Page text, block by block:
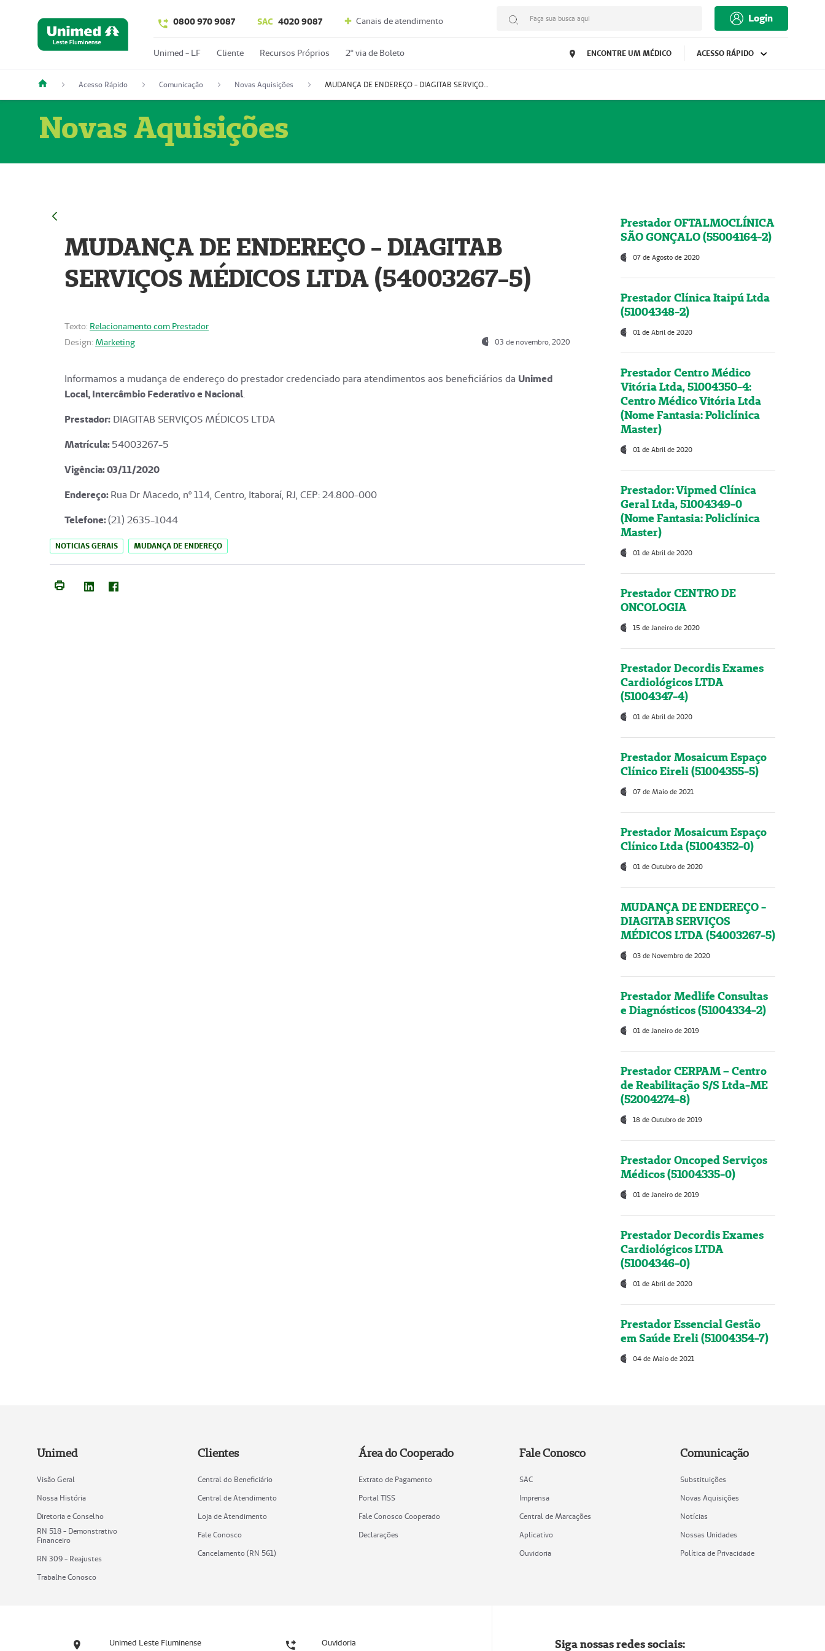
0800 970 9087 SAC 4020 9087 Canais de atendimento Faça sua busca aqui Login
Unimed - LF Cliente Recursos Próprios 2º via de Boleto ENCONTRE UM MÉDICO ACESSO RÁPIDO
Acesso Rápido Comunicação Novas Aquisições MUDANÇA DE ENDEREÇO - DIAGITAB SERVIÇOS MÉDICOS LTDA (54003267-5)
Novas Aquisições
MUDANÇA DE ENDEREÇO - DIAGITAB
SERVIÇOS MÉDICOS LTDA (54003267-5)
Texto: Relacionamento com Prestador
Design: Marketing 03 de novembro, 2020
Informamos a mudança de endereço do prestador credenciado para atendimentos aos beneficiários da Unimed
Local, Intercâmbio Federativo e Nacional.
Prestador: DIAGITAB SERVIÇOS MÉDICOS LTDA
Matrícula:54003267-5
Vigência: 03/11/2020
Endereço:Rua Dr Macedo, nº 114, Centro, Itaboraí, RJ, CEP: 24.800-000
Telefone:(21) 2635-1044
NOTICIAS GERAIS MUDANÇA DE ENDEREÇO
Prestador OFTALMOCLÍNICA
SÃO GONÇALO (55004164-2)
07 de Agosto de 2020
Prestador Clínica Itaipú Ltda
(51004348-2)
01 de Abril de 2020
Prestador Centro Médico
Vitória Ltda, 51004350-4:
Centro Médico Vitória Ltda
(Nome Fantasia: Policlínica
Master)
01 de Abril de 2020
Prestador: Vipmed Clínica
Geral Ltda, 51004349-0
(Nome Fantasia: Policlínica
Master)
01 de Abril de 2020
Prestador CENTRO DE
ONCOLOGIA
15 de Janeiro de 2020
Prestador Decordis Exames
Cardiológicos LTDA
(51004347-4)
01 de Abril de 2020
Prestador Mosaicum Espaço
Clínico Eireli (51004355-5)
07 de Maio de 2021
Prestador Mosaicum Espaço
Clínico Ltda (51004352-0)
01 de Outubro de 2020
MUDANÇA DE ENDEREÇO -
DIAGITAB SERVIÇOS
MÉDICOS LTDA (54003267-5)
03 de Novembro de 2020
Prestador Medlife Consultas
e Diagnósticos (51004334-2)
01 de Janeiro de 2019
Prestador CERPAM – Centro
de Reabilitação S/S Ltda-ME
(52004274-8)
18 de Outubro de 2019
Prestador Oncoped Serviços
Médicos (51004335-0)
01 de Janeiro de 2019
Prestador Decordis Exames
Cardiológicos LTDA
(51004346-0)
01 de Abril de 2020
Prestador Essencial Gestão
em Saúde Ereli (51004354-7)
04 de Maio de 2021
Unimed
Visão Geral
Nossa História
Diretoria e Conselho
RN 518 - Demonstrativo
Financeiro
RN 309 - Reajustes
Trabalhe Conosco
Clientes
Central do Beneficiário
Central de Atendimento
Loja de Atendimento
Fale Conosco
Cancelamento (RN 561)
Área do Cooperado
Extrato de Pagamento
Portal TISS
Fale Conosco Cooperado
Declarações
Fale Conosco
SAC
Imprensa
Central de Marcações
Aplicativo
Ouvidoria
Comunicação
Substituições
Novas Aquisições
Notícias
Nossas Unidades
Política de Privacidade
Unimed Leste Fluminense Ouvidoria Siga nossas redes sociais: